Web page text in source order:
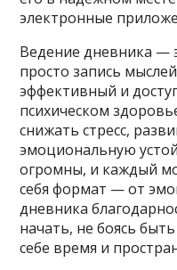
электронные
Ведение дневника —
просто запись
эффективный и
психическом
снижать стресс,
эмоциональную
огромны, и каждый
себя формат — от
дневника
начать, не боясь
себе время и